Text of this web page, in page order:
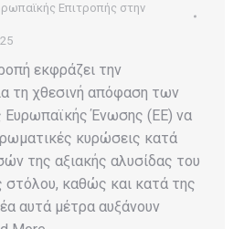
Επιτροπής στην
εκφράζει την
τη χθεσινή απόφαση των
Ένωσης (ΕΕ) να
κυρώσεις κατά
της αξιακής αλυσίδας του
καθώς και κατά της
αυτά μέτρα αυξάνουν